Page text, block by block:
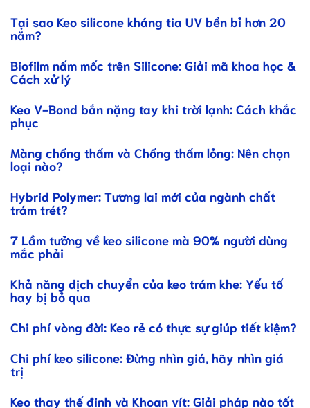
Tại sao Keo silicone kháng tia UV bền bỉ hơn 20
năm?
Biofilm nấm mốc trên Silicone: Giải mã khoa học &
Cách xử lý
Keo V-Bond bắn nặng tay khi trời lạnh: Cách khắc
phục
Màng chống thấm và Chống thấm lỏng: Nên chọn
loại nào?
Hybrid Polymer: Tương lai mới của ngành chất
trám trét?
7 Lầm tưởng về keo silicone mà 90% người dùng
mắc phải
Khả năng dịch chuyển của keo trám khe: Yếu tố
hay bị bỏ qua
Chi phí vòng đời: Keo rẻ có thực sự giúp tiết kiệm?
Chi phí keo silicone: Đừng nhìn giá, hãy nhìn giá
trị
Keo thay thế đinh và Khoan vít: Giải pháp nào tốt